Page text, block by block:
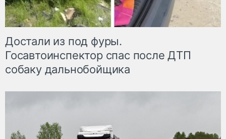
Достали из под фуры.
Госавтоинспектор спас после ДТП
собаку дальнобойщика